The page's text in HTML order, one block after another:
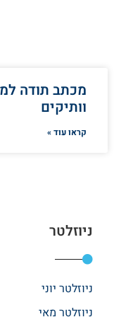
וותיקים
קראו עוד »
ניוזלטר
ניוזלטר יוני
ניוזלטר מאי